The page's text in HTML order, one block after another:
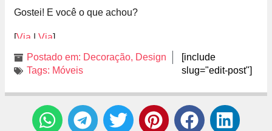
Gostei! E você o que achou?
[Via | Via]
Postado em: Decoração, Design
Tags: Móveis
[include
slug="edit-post"]